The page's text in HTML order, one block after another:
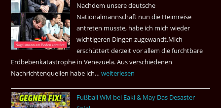
Thai
Airways
nonstop
nach
Amsterdam.
Nachdem unsere deutsche
Nationalmannschaft nun die Heimreise
antreten musste, habe ich mich wieder
wichtigeren Dingen zugewandt.Mich
erschüttert derzeit vor allem die furchtbare
Erdbebenkatastrophe in Venezuela. Aus verschiedenen
Nachrichtenquellen habe ich…Erdbeben
Venezuela
weiterlesen
Fußball WM bei Eaki & May Das Desaster